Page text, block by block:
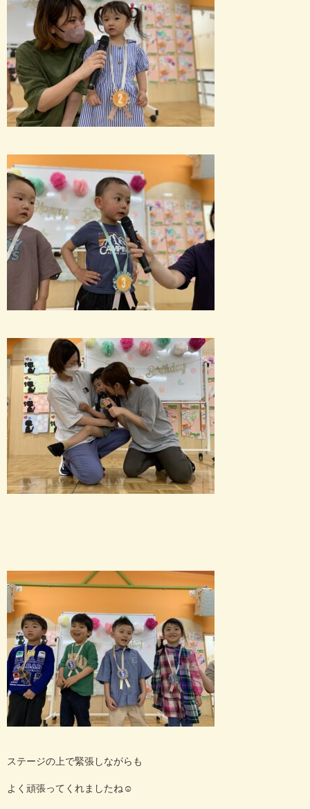
ステージの上で緊張しながらも
よく頑張ってくれましたね ☺️